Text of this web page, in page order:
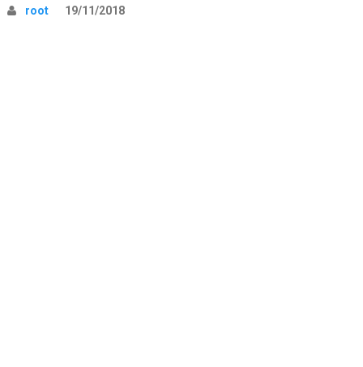
root 19/11/2018